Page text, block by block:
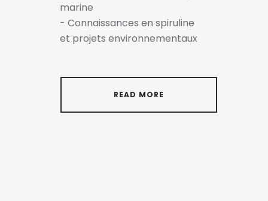
marine
- Connaissances en spiruline
et projets environnementaux
READ MORE